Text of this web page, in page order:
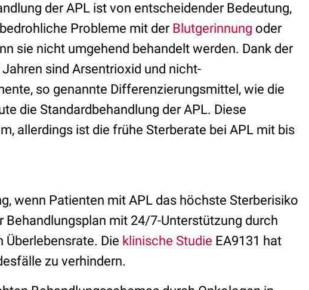
der APL ist von entscheidender Bedeutung,
Probleme mit der Blutgerinnung oder
sie nicht umgehend behandelt werden. Dank der
sind Arsentrioxid und nicht-
so genannte Differenzierungsmittel, wie die
die Standardbehandlung der APL. Diese
allerdings ist die frühe Sterberate bei APL mit bis
wenn Patienten mit APL das höchste Sterberisiko
Behandlungsplan mit 24/7-Unterstützung durch
Überlebensrate. Die klinische Studie EA9131 hat
zu verhindern.